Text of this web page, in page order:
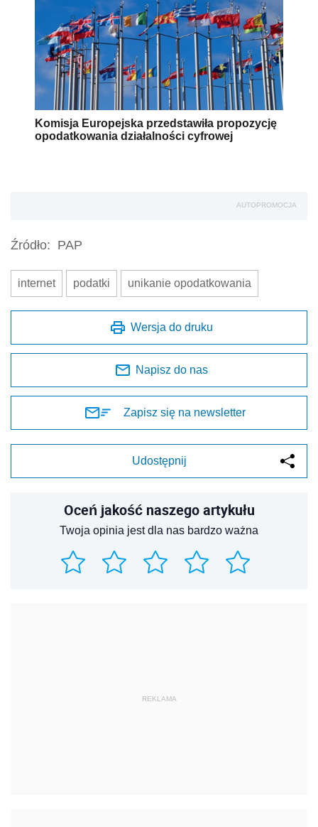
Komisja Europejska przedstawiła propozycję
opodatkowania działalności cyfrowej
AUTOPROMOCJA
Źródło: PAP
internet podatki unikanie opodatkowania
Wersja do druku
Napisz do nas
Zapisz się na newsletter
Udostępnij
Oceń jakość naszego artykułu
Twoja opinia jest dla nas bardzo ważna
REKLAMA